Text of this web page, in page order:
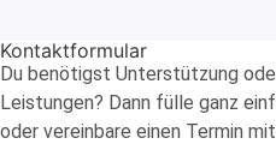
Kontaktformular
Du benötigst Unterstützung
Leistungen? Dann fülle ganz
oder vereinbare einen Termin